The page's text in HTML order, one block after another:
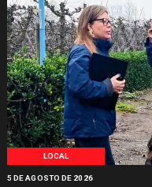
LOCAL
5 DE AGOSTO DE 2026